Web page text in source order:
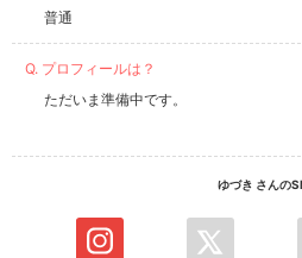
普通
Q. プロフィールは？
ただいま準備中です。
ゆづき さんの